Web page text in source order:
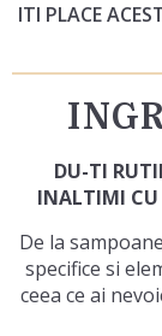
ITI PLACE
DU-TI
INALTIMI CU
De la
specifice si
ceea ce ai